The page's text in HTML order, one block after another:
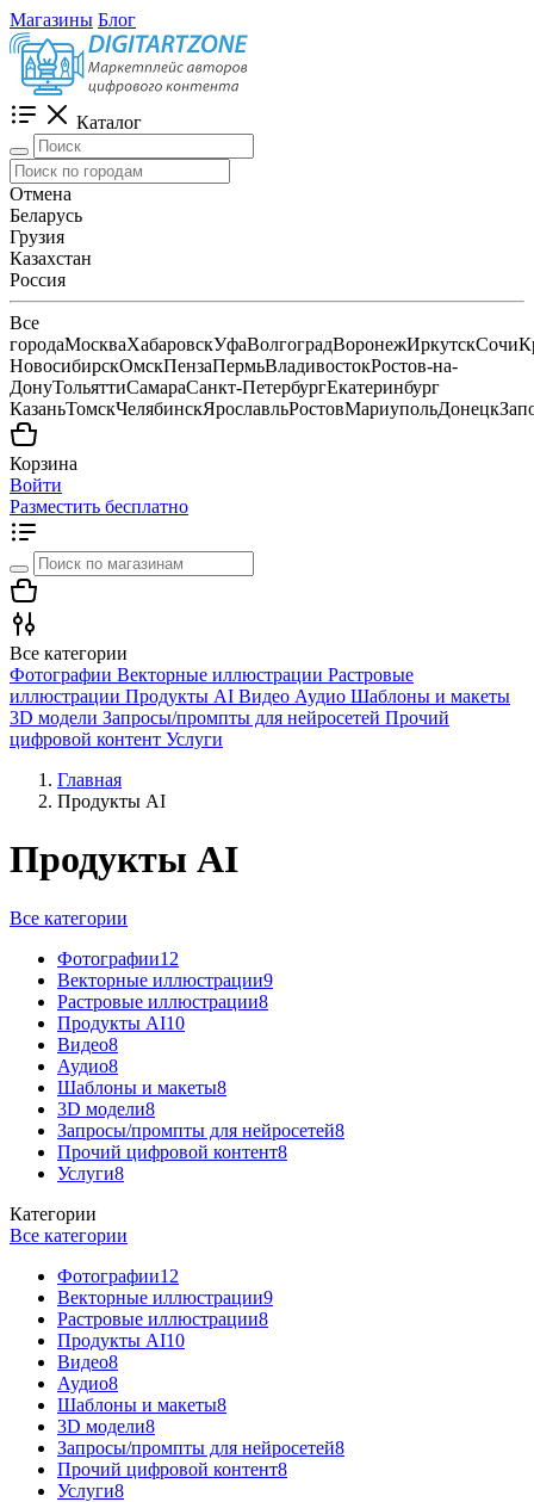
Магазины Блог
Каталог
Отмена
Беларусь
Грузия
Казахстан
Россия
Все
городаМоскваХабаровскУфаВолгоградВоронежИркутскСочи
НовосибирскОмскПензаПермьВладивостокРостов-на-
ДонуТольяттиСамараСанкт-ПетербургЕкатеринбург
КазаньТомскЧелябинскЯрославльРостовМариупольДонецк
Корзина
Войти
Разместить бесплатно
Все категории
Фотографии Векторные иллюстрации Растровые
иллюстрации Продукты AI Видео Аудио Шаблоны и макеты
3D модели Запросы/промпты для нейросетей Прочий
цифровой контент Услуги
Главная
Продукты AI
Продукты AI
Все категории
Фотографии12
Векторные иллюстрации9
Растровые иллюстрации8
Продукты AI10
Видео8
Аудио8
Шаблоны и макеты8
3D модели8
Запросы/промпты для нейросетей8
Прочий цифровой контент8
Услуги8
Категории
Все категории
Фотографии12
Векторные иллюстрации9
Растровые иллюстрации8
Продукты AI10
Видео8
Аудио8
Шаблоны и макеты8
3D модели8
Запросы/промпты для нейросетей8
Прочий цифровой контент8
Услуги8